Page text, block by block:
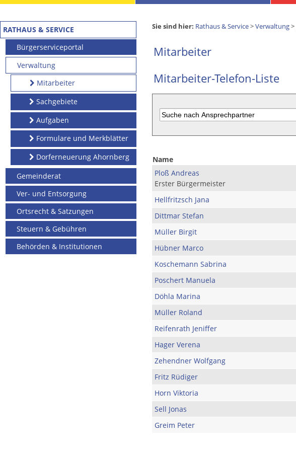
RATHAUS & SERVICE
Bürgerserviceportal
Verwaltung
Mitarbeiter
Sachgebiete
Aufgaben
Formulare und Merkblätter
Dorferneuerung Ahornberg
Gemeinderat
Ver- und Entsorgung
Ortsrecht & Satzungen
Steuern & Gebühren
Behörden & Institutionen
Sie sind hier: Rathaus & Service>Verwaltung>
Mitarbeiter
Mitarbeiter-Telefon-Liste
Name
Ploß Andreas
Erster Bürgermeister
Hellfritzsch Jana
Dittmar Stefan
Müller Birgit
Hübner Marco
Koschemann Sabrina
Poschert Manuela
Döhla Marina
Müller Roland
Reifenrath Jeniffer
Hager Verena
Zehendner Wolfgang
Fritz Rüdiger
Horn Viktoria
Sell Jonas
Greim Peter